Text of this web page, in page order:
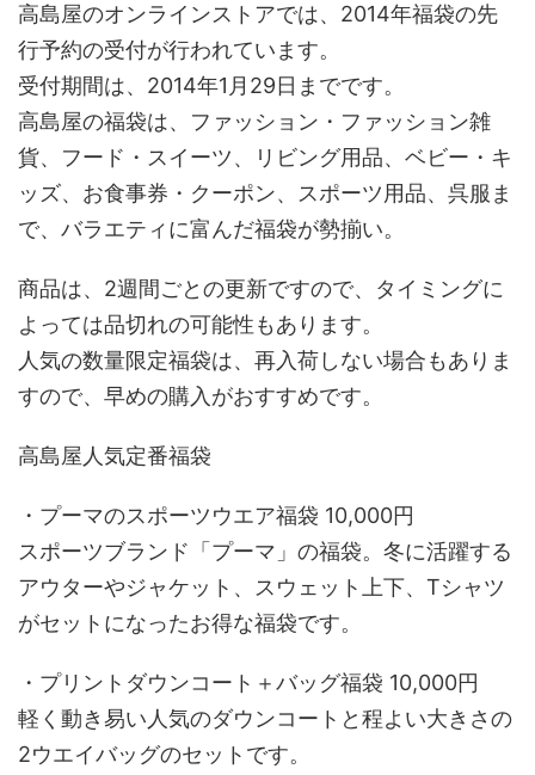
高島屋のオンラインストアでは、2014年福袋の先
行予約の受付が行われています。
受付期間は、2014年1月29日までです。
高島屋の福袋は、ファッション・ファッション雑
貨、フード・スイーツ、リビング用品、ベビー・キ
ッズ、お食事券・クーポン、スポーツ用品、呉服ま
で、バラエティに富んだ福袋が勢揃い。
商品は、2週間ごとの更新ですので、タイミングに
よっては品切れの可能性もあります。
人気の数量限定福袋は、再入荷しない場合もありま
すので、早めの購入がおすすめです。
高島屋人気定番福袋
・プーマのスポーツウエア福袋 10,000円
スポーツブランド「プーマ」の福袋。冬に活躍する
アウターやジャケット、スウェット上下、Tシャツ
がセットになったお得な福袋です。
・プリントダウンコート＋バッグ福袋 10,000円
軽く動き易い人気のダウンコートと程よい大きさの
2ウエイバッグのセットです。